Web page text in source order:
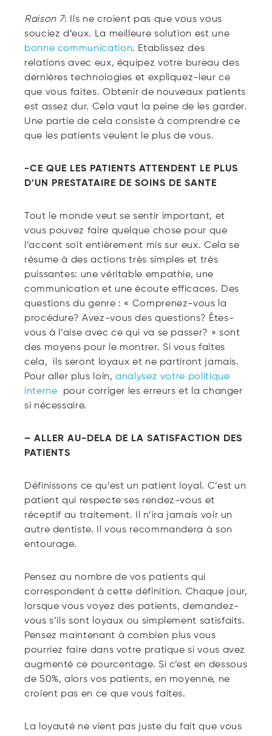
Raison 7: Ils ne croient pas que vous vous
souciez d’eux. La meilleure solution est une
bonne communication. Etablissez des
relations avec eux, équipez votre bureau des
dernières technologies et expliquez-leur ce
que vous faites. Obtenir de nouveaux patients
est assez dur. Cela vaut la peine de les garder.
Une partie de cela consiste à comprendre ce
que les patients veulent le plus de vous.
-CE QUE LES PATIENTS ATTENDENT LE PLUS
D’UN PRESTATAIRE DE SOINS DE SANTE
Tout le monde veut se sentir important, et
vous pouvez faire quelque chose pour que
l’accent soit entièrement mis sur eux. Cela se
résume à des actions très simples et très
puissantes: une véritable empathie, une
communication et une écoute efficaces. Des
questions du genre : « Comprenez-vous la
procédure? Avez-vous des questions? Êtes-
vous à l’aise avec ce qui va se passer? » sont
des moyens pour le montrer. Si vous faites
cela, ils seront loyaux et ne partiront jamais.
Pour aller plus loin,analysez votre politique
interne
pour corriger les erreurs et la changer
si nécessaire.
– ALLER AU-DELA DE LA SATISFACTION DES
PATIENTS
Définissons ce qu’est un patient loyal. C’est un
patient qui respecte ses rendez-vous et
réceptif au traitement. Il n’ira jamais voir un
autre dentiste. Il vous recommandera à son
entourage.
Pensez au nombre de vos patients qui
correspondent à cette définition. Chaque jour,
lorsque vous voyez des patients, demandez-
vous s’ils sont loyaux ou simplement satisfaits.
Pensez maintenant à combien plus vous
pourriez faire dans votre pratique si vous avez
augmenté ce pourcentage. Si c’est en dessous
de 50%, alors vos patients, en moyenne, ne
croient pas en ce que vous faites.
La loyauté ne vient pas juste du fait que vous